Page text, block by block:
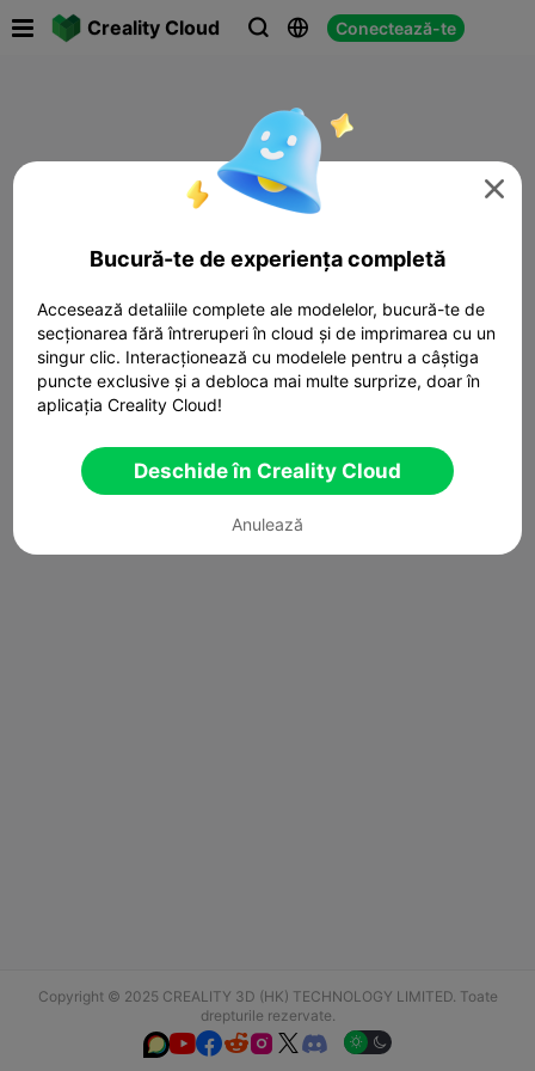
Creality Cloud   Conectează-te
Copyright © 2025 CREALITY 3D (HK) TECHNOLOGY LIMITED. Toate
drepturile rezervate.
  

Bucură-te de experiența completă
Accesează detaliile complete ale modelelor, bucură-te de
secționarea fără întreruperi în cloud și de imprimarea cu un
singur clic. Interacționează cu modelele pentru a câștiga
puncte exclusive și a debloca mai multe surprize, doar în
aplicația Creality Cloud!
Deschide în Creality Cloud
Anulează